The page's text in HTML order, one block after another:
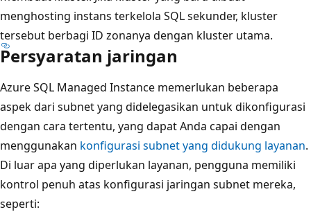
menghosting instans terkelola SQL sekunder, kluster
tersebut berbagi ID zonanya dengan kluster utama.
Persyaratan jaringan
Azure SQL Managed Instance memerlukan beberapa
aspek dari subnet yang didelegasikan untuk dikonfigurasi
dengan cara tertentu, yang dapat Anda capai dengan
menggunakan konfigurasi subnet yang didukung layanan.
Di luar apa yang diperlukan layanan, pengguna memiliki
kontrol penuh atas konfigurasi jaringan subnet mereka,
seperti: